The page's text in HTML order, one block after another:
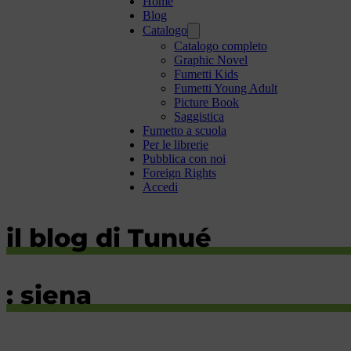
Blog
Catalogo
Catalogo completo
Graphic Novel
Fumetti Kids
Fumetti Young Adult
Picture Book
Saggistica
Fumetto a scuola
Per le librerie
Pubblica con noi
Foreign Rights
Accedi
il blog di Tunué
: siena